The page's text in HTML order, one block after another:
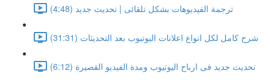
ترجمة الفيديوهات بشكل تلقائى | تحديث جديد (4:48)
شرح كامل لكل انواع اعلانات اليوتيوب بعد التحديثات (31:31)
تحديث جديد فى ارباح اليوتيوب ومدة الفيديو القصيرة (6:12)